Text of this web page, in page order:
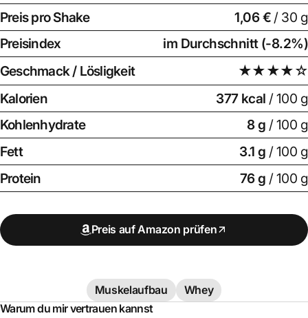
Preis pro Shake
1,06 € / 30 g
Preisindex
im Durchschnitt (-8.2%)
Geschmack / Lösligkeit
★★★★☆
Kalorien
377 kcal / 100 g
Kohlenhydrate
8 g / 100 g
Fett
3.1 g / 100 g
Protein
76 g / 100 g
Preis auf Amazon prüfen
Muskelaufbau
Whey
Warum du mir vertrauen kannst